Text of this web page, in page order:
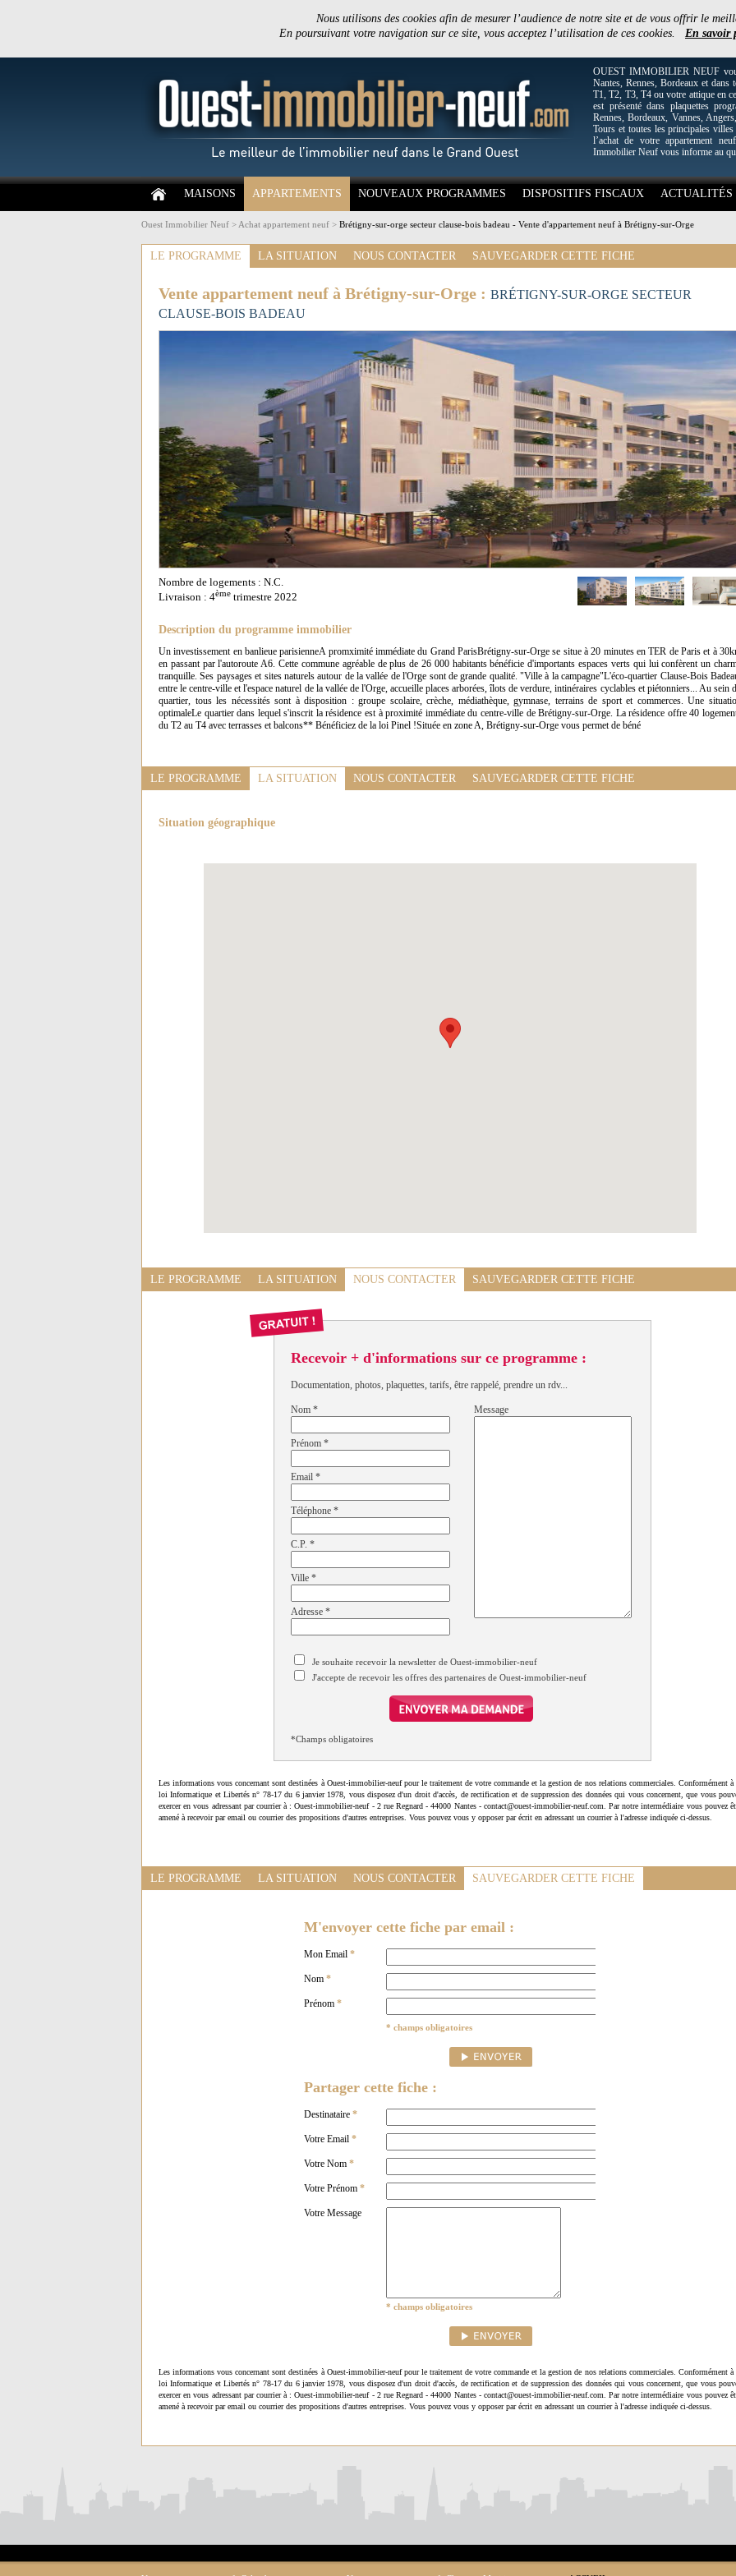
Nous utilisons des cookies afin de mesurer l’audience de notre site et de vous offrir le
En poursuivant votre navigation sur ce site, vous acceptez l’utilisation de ces cookies. En savoir
OUEST IMMOBILIER NEUF
Nantes, Rennes, Bordeaux et
T1, T2, T3, T4 ou votre attique en
est présenté dans plaquettes
Rennes, Bordeaux, Vannes,
Tours et toutes les principales
l’achat de votre appartement
Immobilier Neuf vous informe au
MAISONS APPARTEMENTS NOUVEAUX PROGRAMMES DISPOSITIFS FISCAUX ACTUALITÉS
Ouest Immobilier Neuf > Achat appartement neuf > Brétigny-sur-orge secteur clause-bois badeau - Vente d'appartement neuf à Brétigny-sur-Orge
LE PROGRAMME LA SITUATION NOUS CONTACTER SAUVEGARDER CETTE FICHE
Vente appartement neuf à Brétigny-sur-Orge : BRÉTIGNY-SUR-ORGE SECTEUR
CLAUSE-BOIS BADEAU
Nombre de logements : N.C.
Livraison : 4ème trimestre 2022
Description du programme immobilier
Un investissement en banlieue parisienneA promximité immédiate du Grand ParisBrétigny-sur-Orge se situe à 20 minutes en TER de Paris et à
en passant par l'autoroute A6. Cette commune agréable de plus de 26 000 habitants bénéficie d'importants espaces verts qui lui confèrent un
tranquille. Ses paysages et sites naturels autour de la vallée de l'Orge sont de grande qualité. "Ville à la campagne"L'éco-quartier Clause-Bois
entre le centre-ville et l'espace naturel de la vallée de l'Orge, accueille places arborées, îlots de verdure, intinéraires cyclables et piétonniers... Au sein
quartier, tous les nécessités sont à disposition : groupe scolaire, crèche, médiathèque, gymnase, terrains de sport et commerces. Une
optimaleLe quartier dans lequel s'inscrit la résidence est à proximité immédiate du centre-ville de Brétigny-sur-Orge. La résidence offre 40
du T2 au T4 avec terrasses et balcons** Bénéficiez de la loi Pinel !Située en zone A, Brétigny-sur-Orge vous permet de béné
LE PROGRAMME LA SITUATION NOUS CONTACTER SAUVEGARDER CETTE FICHE
Situation géographique
LE PROGRAMME LA SITUATION NOUS CONTACTER SAUVEGARDER CETTE FICHE
Recevoir + d'informations sur ce programme :
Documentation, photos, plaquettes, tarifs, être rappelé, prendre un rdv...
Nom *
Prénom *
Email *
Téléphone *
C.P. *
Ville *
Adresse *
Message
Je souhaite recevoir la newsletter de Ouest-immobilier-neuf
J'accepte de recevoir les offres des partenaires de Ouest-immobilier-neuf
*Champs obligatoires
Les informations vous concernant sont destinées à Ouest-immobilier-neuf pour le traitement de votre commande et la gestion de nos relations commerciales. Conformément à
loi Informatique et Libertés n° 78-17 du 6 janvier 1978, vous disposez d'un droit d'accès, de rectification et de suppression des données qui vous concernent, que vous
exercer en vous adressant par courrier à : Ouest-immobilier-neuf - 2 rue Regnard - 44000 Nantes - contact@ouest-immobilier-neuf.com. Par notre intermédiaire vous pouvez
amené à recevoir par email ou courrier des propositions d'autres entreprises. Vous pouvez vous y opposer par écrit en adressant un courrier à l'adresse indiquée ci-dessus.
LE PROGRAMME LA SITUATION NOUS CONTACTER SAUVEGARDER CETTE FICHE
M'envoyer cette fiche par email :
Mon Email *
Nom *
Prénom *
* champs obligatoires
Partager cette fiche :
Destinataire *
Votre Email *
Votre Nom *
Votre Prénom *
Votre Message
* champs obligatoires
Les informations vous concernant sont destinées à Ouest-immobilier-neuf pour le traitement de votre commande et la gestion de nos relations commerciales. Conformément à
loi Informatique et Libertés n° 78-17 du 6 janvier 1978, vous disposez d'un droit d'accès, de rectification et de suppression des données qui vous concernent, que vous
exercer en vous adressant par courrier à : Ouest-immobilier-neuf - 2 rue Regnard - 44000 Nantes - contact@ouest-immobilier-neuf.com. Par notre intermédiaire vous pouvez
amené à recevoir par email ou courrier des propositions d'autres entreprises. Vous pouvez vous y opposer par écrit en adressant un courrier à l'adresse indiquée ci-dessus.